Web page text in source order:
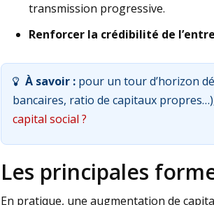
transmission progressive.
Renforcer la crédibilité de
À savoir :pour un tour d’horizon
bancaires, ratio de capitaux
capital social ?
Les principales
En pratique, une augmentation de